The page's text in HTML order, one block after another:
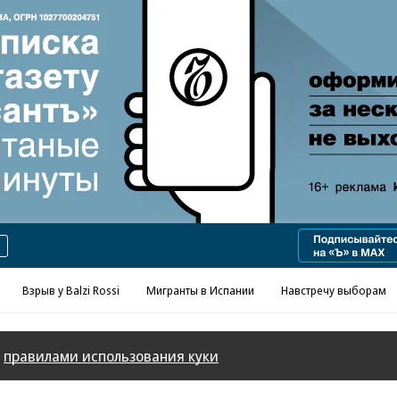
Реклама в «Ъ» www.kommersant.ru/ad
Взрыв у Balzi Rossi Мигранты в Испании Навстречу выборам
правилами использования куки